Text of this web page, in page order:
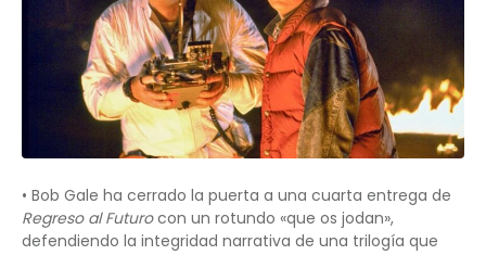
• Bob Gale ha cerrado la puerta a una cuarta entrega de
Regreso al Futurocon un rotundo «que os jodan»,
defendiendo la integridad narrativa de una trilogía que